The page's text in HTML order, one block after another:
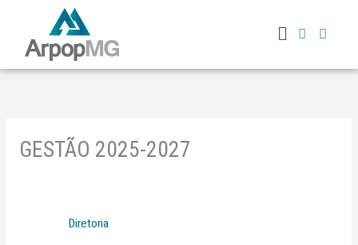
conteúdo
Menu
GESTÃO 2025-2027
Diretoria